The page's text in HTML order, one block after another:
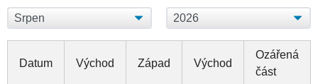
Datum Východ Západ Východ
Ozářená
část